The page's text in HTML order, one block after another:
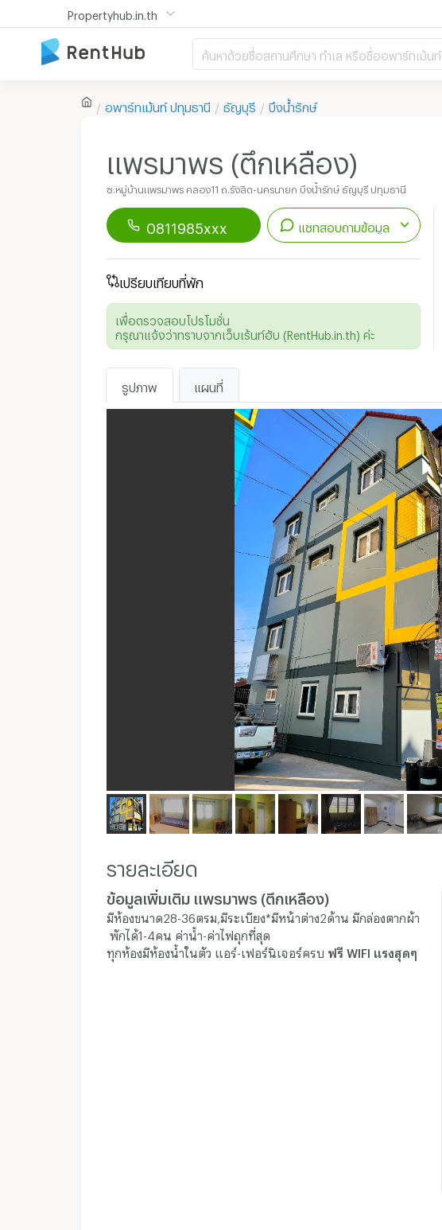
Propertyhub.in.th
ค้นหาด้วยชื่อสถานศึกษา ทำเล หรือชื่ออพาร์ทเม้นท์
อพาร์ทเม้นท์ ปทุมธานี ธัญบุรี บึงน้ำรักษ์
แพรมาพร (ตึกเหลือง)
ซ.หมู่บ้านแพรมาพร คลอง11 ถ.รังสิต-นครนายก บึงน้ำรักษ์ ธัญบุรี ปทุมธานี
0811985xxx แชทสอบถามข้อมูล
เพื่อเริ่มแชทกับอพาร์ทเม้นท์นี้
เปรียบเทียบที่พัก
เพื่อตรวจสอบโปรโมชั่น
กรุณาแจ้งว่าทราบจากเว็บเร้นท์ฮับ (RentHub.in.th) ค่ะ
รูปภาพ แผนที่
รายละเอียด
ข้อมูลเพิ่มเติม แพรมาพร (ตึกเหลือง)
มีห้องขนาด28-36ตรม,มีระเบียง*มีหน้าต่าง2ด้าน มีกล่องตากผ้า
พักได้1-4คน ค่าน้ำ-ค่าไฟถุกที่สุด
ทุกห้องมีห้องน้ำในตัว แอร์-เฟอร์นิเจอร์ครบ ฟรี WIFI แรงสุดๆ